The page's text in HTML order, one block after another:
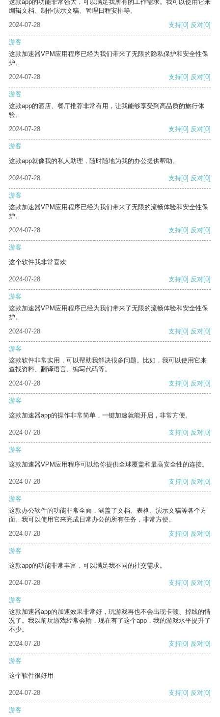
这款app的功能非常强大，可以满足我所有的工作需求。我可以使用它来
编辑文档、制作演示文稿、管理日程安排等。
2024-07-28
支持[0] 反对[0]
游客
这款加速器VPM应用程序已经为我们带来了无限的隐私保护和安全性保
护。
2024-07-28
支持[0] 反对[0]
游客
这款app的酒店、餐厅推荐非常有用，让我能够享受到高品质的旅行体
验。
2024-07-28
支持[0] 反对[0]
游客
这款app就像我的私人助理，随时随地为我的办公提供帮助。
2024-07-28 支持[0] 反对[0]
游客
这款加速器VPM应用程序已经为我们带来了无限的流畅体验和安全性保
护。
2024-07-28
支持[0] 反对[0]
游客
这个软件我非常喜欢
2024-07-28 支持[0] 反对[0]
游客
这款加速器VPM应用程序已经为我们带来了无限的流畅体验和安全性保
护。
2024-07-28
支持[0] 反对[0]
游客
这款软件非常实用，可以帮助我解决很多问题。比如，我可以使用它来
查找资料、翻译语言、编写代码等。
2024-07-28
支持[0] 反对[0]
游客
这款加速器app的操作非常简单，一键加速就能开启，非常方便。
2024-07-28 支持[0] 反对[0]
游客
这款加速器VPM应用程序可以给你提供全球覆盖和最高安全性的连接。
2024-07-28 支持[0] 反对[0]
游客
这款办公软件的功能非常全面，涵盖了文档、表格、演示文稿等各个方
面。我可以使用它来完成日常办公的所有任务，非常方便。
2024-07-28
支持[0] 反对[0]
游客
这款app的功能非常丰富，可以满足我不同的社交需求。
2024-07-28 支持[0] 反对[0]
游客
这款加速器app的加速效果非常好，玩游戏再也不会出现卡顿、掉线的情
况了。我以前玩游戏经常会输，现在有了这个app，我的游戏水平提升了
不少。
2024-07-28
支持[0] 反对[0]
游客
这个软件很好用
2024-07-28 支持[0] 反对[0]
游客